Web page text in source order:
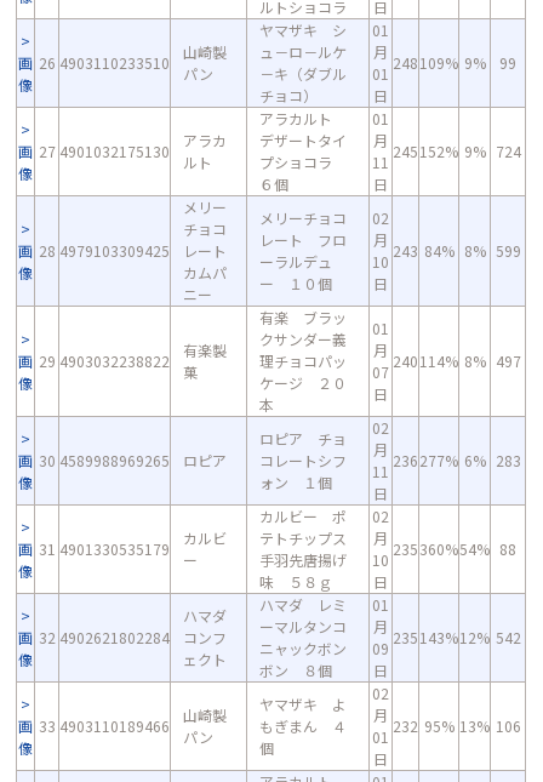
ルトショコラ 日
画
像
26 4903110233510
山崎製
パン
ヤマザキ シ
ュ－ロ－ルケ
－キ（ダブル
チョコ）
01
月
01
日
248109% 9% 99
画
像
27 4901032175130
アラカ
ルト
アラカルト
デザートタイ
プショコラ
６個
01
月
11
日
245152% 9% 724
画
像
28 4979103309425
メリー
チョコ
レート
カムパ
ニー
メリーチョコ
レート フロ
ーラルデュ
ー １０個
02
月
10
日
243 84% 8% 599
画
像
29 4903032238822
有楽製
菓
有楽 ブラッ
クサンダー義
理チョコパッ
ケージ ２０
本
01
月
07
日
240114% 8% 497
画
像
30 4589988969265 ロピア
ロピア チョ
コレートシフ
ォン １個
02
月
11
日
236277% 6% 283
画
像
31 4901330535179
カルビ
ー
カルビー ポ
テトチップス
手羽先唐揚げ
味 ５８ｇ
02
月
10
日
235360%54% 88
画
像
32 4902621802284
ハマダ
コンフ
ェクト
ハマダ レミ
ーマルタンコ
ニャックボン
ボン ８個
01
月
09
日
235143%12% 542
画
像
33 4903110189466
山崎製
パン
ヤマザキ よ
もぎまん ４
個
02
月
01
日
232 95% 13% 106